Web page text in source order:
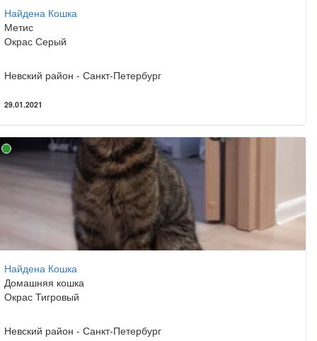
Найдена Кошка
Метис
Окрас Серый
Невский район - Санкт-Петербург
29.01.2021
Найдена Кошка
Домашняя кошка
Окрас Тигровый
Невский район - Санкт-Петербург